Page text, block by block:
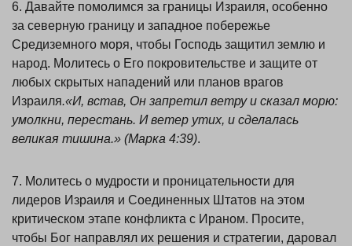
6. Давайте помолимся за границы Израиля, особенно
за северную границу и западное побережье
Средиземного моря, чтобы Господь защитил землю и
народ. Молитесь о Его покровительстве и защите от
любых скрытых нападений или планов врагов
Израиля.«И, встав, Он запретил ветру и сказал морю:
умолкни, перестань. И ветер утих, и сделалась
великая тишина.» (Марка 4:39).
7. Молитесь о мудрости и проницательности для
лидеров Израиля и Соединенных Штатов на этом
критическом этапе конфликта с Ираном. Просите,
чтобы Бог направлял их решения и стратегии, даровал